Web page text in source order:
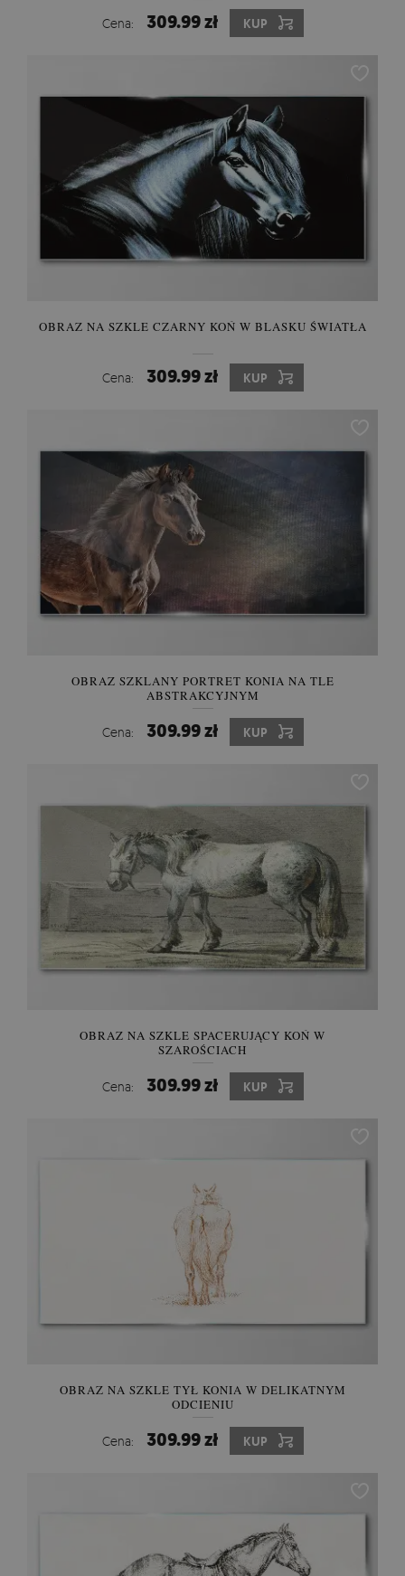
Cena: 309.99 zł KUP
OBRAZ NA SZKLE CZARNY KOŃ W BLASKU ŚWIATŁA
Cena: 309.99 zł KUP
OBRAZ SZKLANY PORTRET KONIA NA TLE
ABSTRAKCYJNYM
Cena: 309.99 zł KUP
OBRAZ NA SZKLE SPACERUJĄCY KOŃ W
SZAROŚCIACH
Cena: 309.99 zł KUP
OBRAZ NA SZKLE TYŁ KONIA W DELIKATNYM
ODCIENIU
Cena: 309.99 zł KUP